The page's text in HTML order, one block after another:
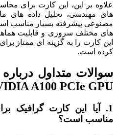
علاوه بر این، این کارت برای
های مهندسی، تحلیل داده
مصنوعی پیشرفته بسیار مناسب
این کارت را به گزینه ای ممتاز
کرده است.
سوالات متداول
A100 PCIe GPU
مناسب است؟